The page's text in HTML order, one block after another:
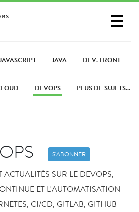
☰
PARTAGER UN LIEN
JAVASCRIPT JAVA DEV. FRONT
DEVOPS PLUS DE SUJETS...
S'ABONNER
ACTUALITÉS SUR LE DEVOPS,
ET L'AUTOMATISATION
CI/CD, GITLAB, GITHUB